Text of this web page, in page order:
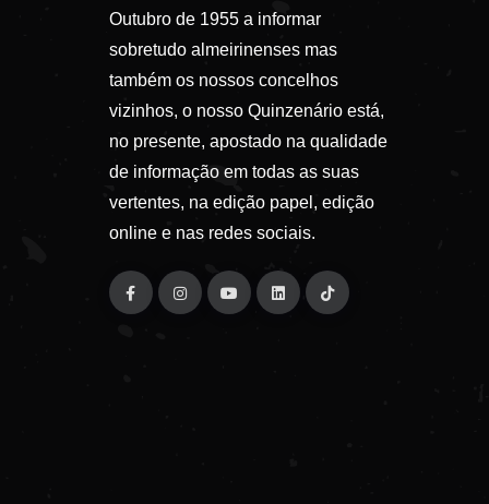
Outubro de 1955 a informar
sobretudo almeirinenses mas
também os nossos concelhos
vizinhos, o nosso Quinzenário está,
no presente, apostado na qualidade
de informação em todas as suas
vertentes, na edição papel, edição
online e nas redes sociais.